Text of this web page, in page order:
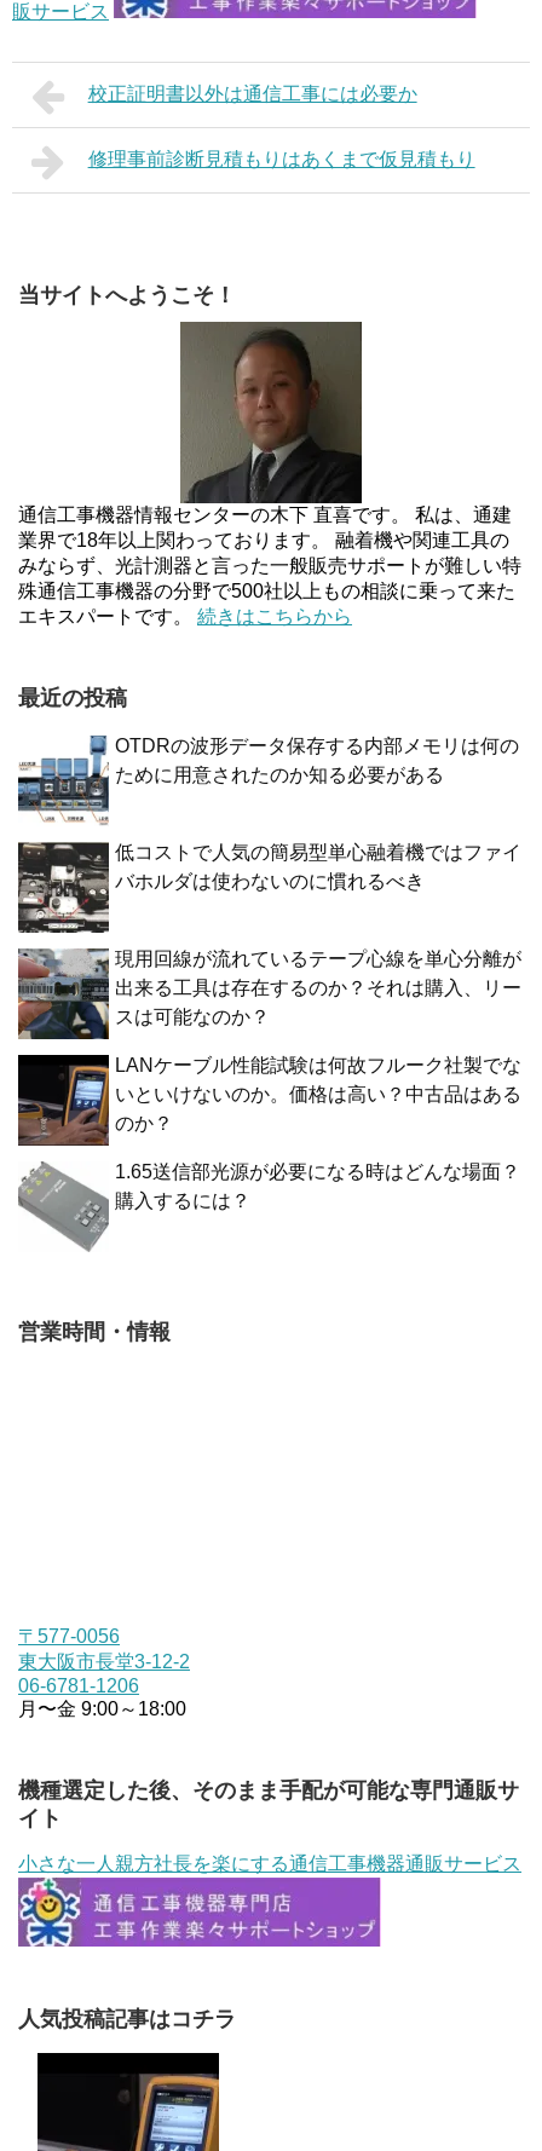
販サービス
校正証明書以外は通信工事には必要か
修理事前診断見積もりはあくまで仮見積もり
当サイトへようこそ！
通信工事機器情報センターの木下 直喜です。 私は、通建
業界で18年以上関わっております。 融着機や関連工具の
みならず、光計測器と言った一般販売サポートが難しい特
殊通信工事機器の分野で500社以上もの相談に乗って来た
エキスパートです。 続きはこちらから
最近の投稿
OTDRの波形データ保存する内部メモリは何の
ために用意されたのか知る必要がある
低コストで人気の簡易型単心融着機ではファイ
バホルダは使わないのに慣れるべき
現用回線が流れているテープ心線を単心分離が
出来る工具は存在するのか？それは購入、リー
スは可能なのか？
LANケーブル性能試験は何故フルーク社製でな
いといけないのか。価格は高い？中古品はある
のか？
1.65送信部光源が必要になる時はどんな場面？
購入するには？
営業時間・情報
〒577-0056
東大阪市長堂3-12-2
06-6781-1206
月〜金 9:00～18:00
機種選定した後、そのまま手配が可能な専門通販サ
イト
小さな一人親方社長を楽にする通信工事機器通販サービス
人気投稿記事はコチラ